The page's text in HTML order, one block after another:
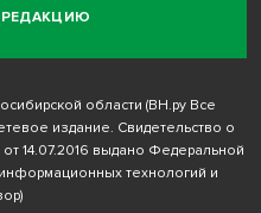
РЕДАКЦИЮ
области (ВН.ру Все
издание. Свидетельство о
14.07.2016 выдано Федеральной
технологий и